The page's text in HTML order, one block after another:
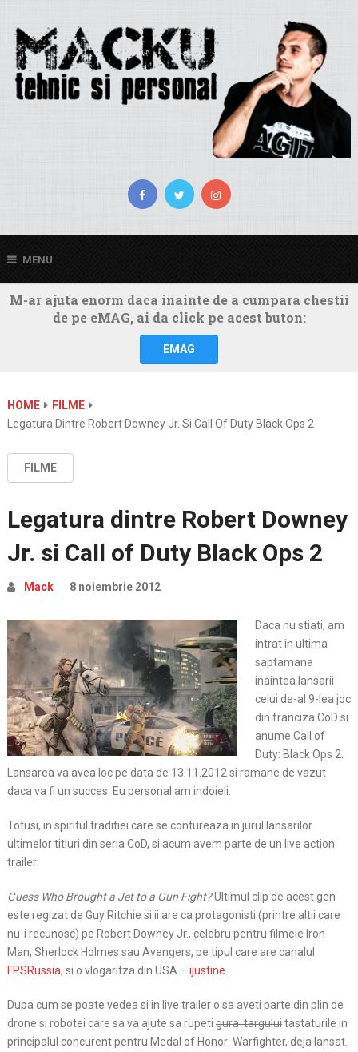
MENU
M-ar ajuta enorm daca inainte de a cumpara chestii
de pe eMAG, ai da click pe acest buton:
EMAG
HOME
FILME
Legatura Dintre Robert Downey Jr. Si Call Of Duty Black Ops 2
FILME
Legatura dintre Robert Downey
Jr. si Call of Duty Black Ops 2
Mack 8 noiembrie 2012
Daca nu stiati, am
intrat in ultima
saptamana
inaintea lansarii
celui de-al 9-lea joc
din franciza CoD si
anume Call of
Duty: Black Ops 2.
Lansarea va avea loc pe data de 13.11.2012 si ramane de vazut
daca va fi un succes. Eu personal am indoieli.
Totusi, in spiritul traditiei care se contureaza in jurul
lansarilor
ultimelor titluri din seria CoD, si acum avem parte de un live action
trailer:
Guess Who Brought a Jet to a Gun Fight?Ultimul clip de acest gen
este regizat de Guy Ritchie si ii are ca protagonisti (printre altii care
nu-i recunosc) pe Robert Downey Jr., celebru pentru filmele Iron
Man, Sherlock Holmes sau Avengers, pe tipul care are canalul
FPSRussia, si o vlogaritza din USA – ijustine
Dupa cum se poate vedea si in live trailer o sa aveti parte din plin de
drone si robotei care sa va ajute sa rupeti gura targuluitastaturile in
principalul concurent pentru Medal of Honor: Warfighter, deja lansat.